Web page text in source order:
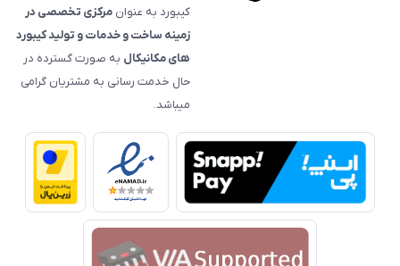
کیبورد به عنوان مرکزی تخصصی در
زمینه ساخت و خدمات و تولید کیبورد
های مکانیکال به صورت گسترده در
حال خدمت رسانی به مشتریان گرامی
میباشد.